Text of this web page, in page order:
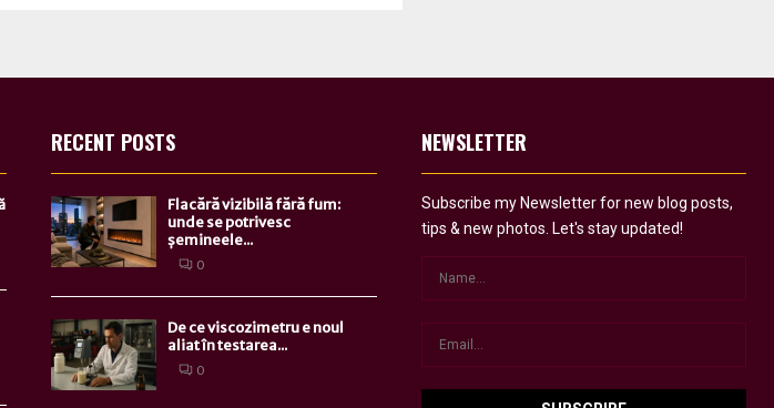
RECENT POSTS
Flacără vizibilă fără fum:
unde se potrivesc
șemineele...
0
De ce viscozimetru e noul
aliat în testarea...
0
NEWSLETTER
Subscribe my Newsletter for new blog posts,
tips & new photos. Let's stay updated!